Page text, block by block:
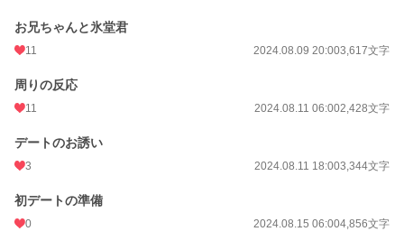
初回完結日時
週間ポイント 870 pt (9,938 位)
月間ポイント
年間ポイント 124,374 pt (4,948 位)
累計ポイント
お兄ちゃんと氷堂君
11 2024.08.09 20:003,617文字
周りの反応
11 2024.08.11 06:002,428文字
デートのお誘い
3 2024.08.11 18:003,344文字
初デートの準備
0 2024.08.15 06:004,856文字